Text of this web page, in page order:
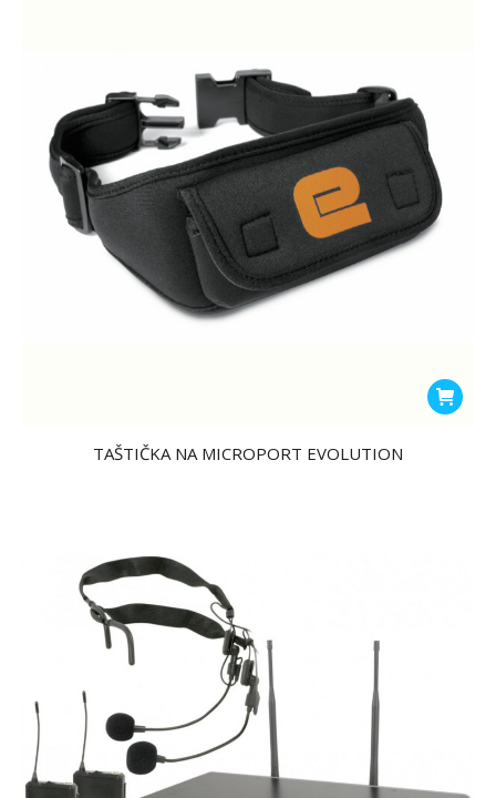
TAŠTIČKA NA MICROPORT EVOLUTION